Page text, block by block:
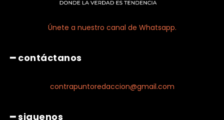
Únete a nuestro canal de Whatsapp.
━ contáctanos
contrapuntoredaccion@gmail.com
━ siguenos